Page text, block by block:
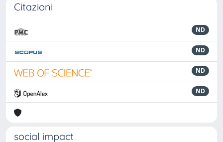
Citazioni
ND
ND
ND
ND
social impact